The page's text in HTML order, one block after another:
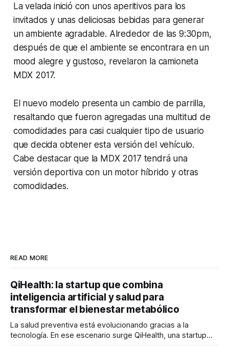
La velada inició con unos aperitivos para los
invitados y unas deliciosas bebidas para generar
un ambiente agradable. Alrededor de las 9:30pm,
después de que el ambiente se encontrara en un
mood alegre y gustoso, revelaron la camioneta
MDX 2017.
El nuevo modelo presenta un cambio de parrilla,
resaltando que fueron agregadas una multitud de
comodidades para casi cualquier tipo de usuario
que decida obtener esta versión del vehículo.
Cabe destacar que la MDX 2017 tendrá una
versión deportiva con un motor híbrido y otras
comodidades.
READ MORE
QiHealth: la startup que combina
inteligencia artificial y salud para
transformar el bienestar metabólico
La salud preventiva está evolucionando gracias a la
tecnología. En ese escenario surge QiHealth, una startup